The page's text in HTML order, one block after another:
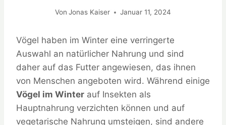
Von Jonas Kaiser Januar 11, 2024
Vögel haben im Winter eine verringerte
Auswahl an natürlicher Nahrung und sind
daher auf das Futter angewiesen, das ihnen
von Menschen angeboten wird. Während einige
Vögel im Winter auf Insekten als
Hauptnahrung verzichten können und auf
vegetarische Nahrung umsteigen, sind andere